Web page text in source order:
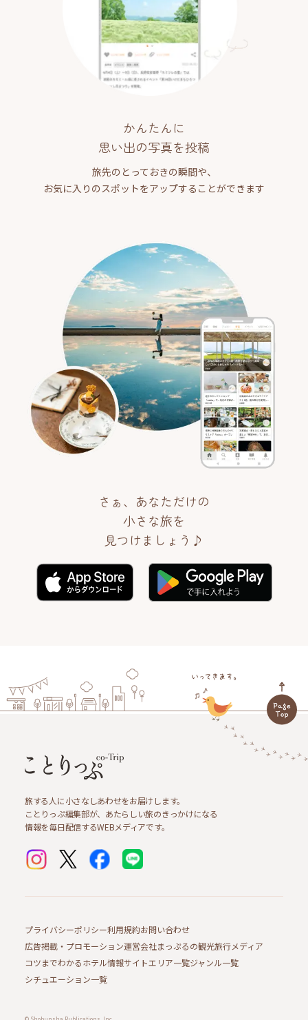
かんたんに
思い出の写真を投稿
旅先のとっておきの瞬間や、
お気に入りのスポットをアップすることができます
さぁ、あなただけの
小さな旅を
見つけましょう♪
旅する人に小さなしあわせをお届けします。
ことりっぷ編集部が、あたらしい旅のきっかけになる
情報を毎日配信するWEBメディアです。
プライバシーポリシー利用規約お問い合わせ
広告掲載・プロモーション運営会社まっぷるの観光旅行メディア
コツまでわかるホテル情報サイトエリア一覧ジャンル一覧
シチュエーション一覧